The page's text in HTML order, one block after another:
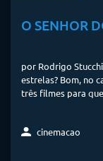
O SENHOR
por Rodrigo
estrelas? Bom, no
três filmes para
cinemacao